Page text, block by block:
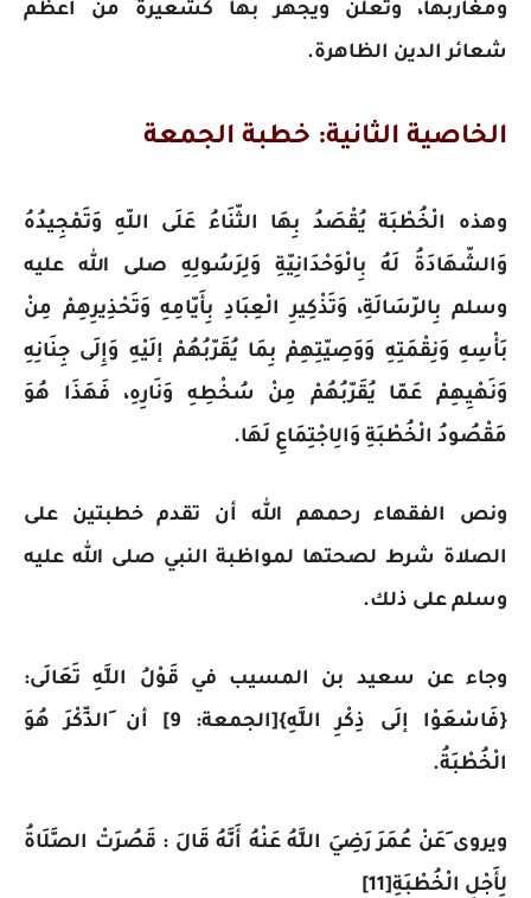
ومغاربها، وتعلن ويجهر بها كشعيرة من أعظم
شعائر الدين الظاهرة.
الخاصية الثانية: خطبة الجمعة
وهذه الْخُطْبَة يُقْصَدُ بِهَا الثّنَاءُ عَلَى اللّهِ وَتَمْجِيدُهُ
وَالشّهَادَةُ لَهُ بِالْوَحْدَانِيّةِ وَلِرَسُولِهِ صلى الله عليه
وسلم بِالرّسَالَةِ، وَتَذْكِيرِ الْعِبَادِ بِأَيّامِهِ وَتَحْذِيرِهِمْ مِنْ
بَأْسِهِ وَنِقْمَتِهِ وَوَصِيّتِهِمْ بِمَا يُقَرّبُهُمْ إلَيْهِ وَإِلَى جِنَانِهِ
وَنَهْيِهِمْ عَمّا يُقَرّبُهُمْ مِنْ سُخْطِهِ وَنَارِهِ، فَهَذَا هُوَ
مَقْصُودُ الْخُطْبَةِ وَالِاجْتِمَاعِ لَهَا.
ونص الفقهاء رحمهم الله أن تقدم خطبتين على
الصلاة شرط لصحتها لمواظبة النبي صلى الله عليه
وسلم على ذلك.
وجاء عن سعيد بن المسيب في قَوْلُ اللَّهِ تَعَالَى:
{فَاسْعَوْا إلَى ذِكْرِ اللَّهِ}[الجمعة: 9] أن َالذِّكْرَ هُوَ
الْخُطْبَةُ.
ويروى َعَنْ عُمَرَ رَضِيَ اللَّهُ عَنْهُ أَنَّهُ قَالَ : قَصُرَتْ الصَّلَاةُ
لِأَجْلِ الْخُطْبَةِ[11]